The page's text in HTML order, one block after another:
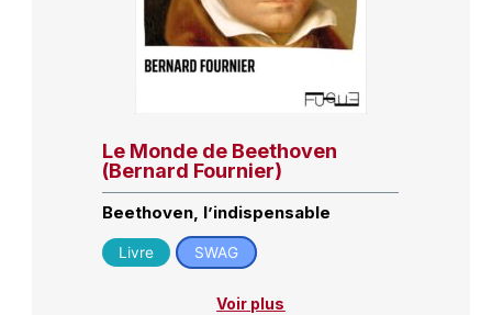
Le Monde de Beethoven
(Bernard Fournier)
Beethoven, l’indispensable
Livre SWAG
Voir plus